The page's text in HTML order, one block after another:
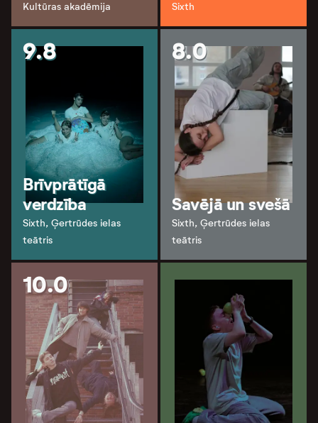
Kultūras akadēmija
Sixth
9.8
Brīvprātīgā
verdzība
Sixth, Ģertrūdes ielas
teātris
8.0
Savējā un svešā
Sixth, Ģertrūdes ielas
teātris
10.0